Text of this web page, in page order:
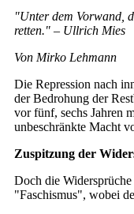
"Unter dem Vorwand,
retten." – Ullrich Mies
Von Mirko Lehmann
Die Repression nach
der Bedrohung der
vor fünf, sechs Jahren
unbeschränkte Macht
Zuspitzung der
Doch die
"Faschismus", wobei